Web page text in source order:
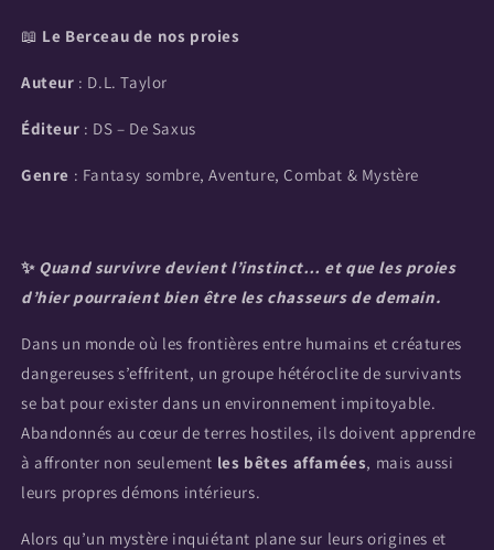
📖 Le Berceau de nos proies
Auteur : D.L. Taylor
Éditeur : DS – De Saxus
Genre : Fantasy sombre, Aventure, Combat & Mystère
✨ Quand survivre devient l’instinct… et que les proies
d’hier pourraient bien être les chasseurs de demain.
Dans un monde où les frontières entre humains et créatures
dangereuses s’effritent, un groupe hétéroclite de survivants
se bat pour exister dans un environnement impitoyable.
Abandonnés au cœur de terres hostiles, ils doivent apprendre
à affronter non seulement les bêtes affamées, mais aussi
leurs propres démons intérieurs.
Alors qu’un mystère inquiétant plane sur leurs origines et